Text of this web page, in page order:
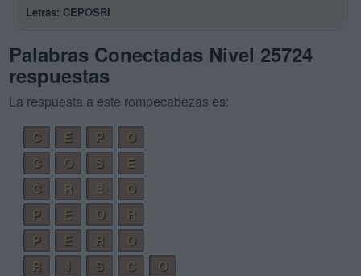
Letras: CEPOSRI
Palabras Conectadas Nivel 25724
respuestas
La respuesta a este rompecabezas es:
C
E P
O
C
O S
E
C
R E
O
P
E O
R
P
E R
O
R
S C
O